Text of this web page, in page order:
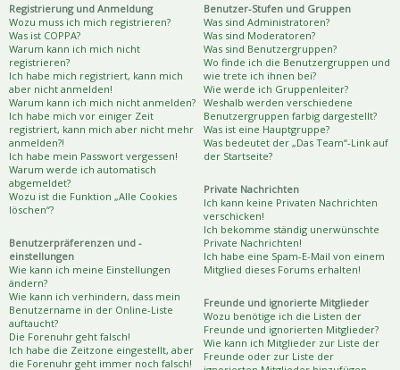
Registrierung und Anmeldung
Wozu muss ich mich registrieren?
Was ist COPPA?
Warum kann ich mich nicht
registrieren?
Ich habe mich registriert, kann mich
aber nicht anmelden!
Warum kann ich mich nicht anmelden?
Ich habe mich vor einiger Zeit
registriert, kann mich aber nicht mehr
anmelden?!
Ich habe mein Passwort vergessen!
Warum werde ich automatisch
abgemeldet?
Wozu ist die Funktion „Alle Cookies
löschen“?
Benutzerpräferenzen und -
einstellungen
Wie kann ich meine Einstellungen
ändern?
Wie kann ich verhindern, dass mein
Benutzername in der Online-Liste
auftaucht?
Die Forenuhr geht falsch!
Ich habe die Zeitzone eingestellt, aber
die Forenuhr geht immer noch falsch!
Benutzer-Stufen und Gruppen
Was sind Administratoren?
Was sind Moderatoren?
Was sind Benutzergruppen?
Wo finde ich die Benutzergruppen und
wie trete ich ihnen bei?
Wie werde ich Gruppenleiter?
Weshalb werden verschiedene
Benutzergruppen farbig dargestellt?
Was ist eine Hauptgruppe?
Was bedeutet der „Das Team“-Link auf
der Startseite?
Private Nachrichten
Ich kann keine Privaten Nachrichten
verschicken!
Ich bekomme ständig unerwünschte
Private Nachrichten!
Ich habe eine Spam-E-Mail von einem
Mitglied dieses Forums erhalten!
Freunde und ignorierte Mitglieder
Wozu benötige ich die Listen der
Freunde und ignorierten Mitglieder?
Wie kann ich Mitglieder zur Liste der
Freunde oder zur Liste der